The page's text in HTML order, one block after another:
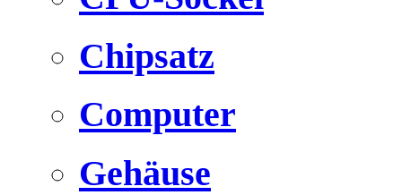
Chipsatz
Computer
Gehäuse